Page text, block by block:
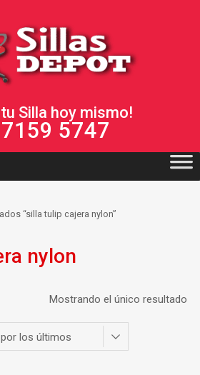
Silla hoy mismo!
5747
“silla tulip cajera nylon”
nylon
Mostrando el único resultado